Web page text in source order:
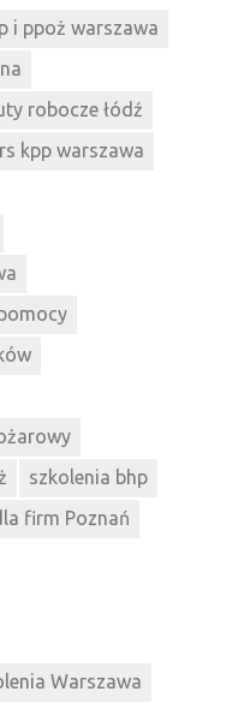
i ppoż warszawa
robocze łódź
kpp warszawa
szkolenia bhp
firm Poznań
Warszawa